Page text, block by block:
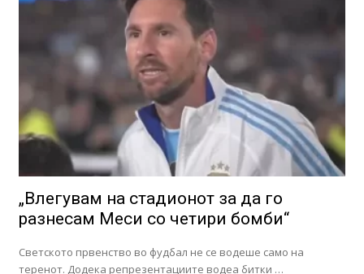
„Влегувам на стадионот за да го
разнесам Меси со четири бомби“
Светското првенство во фудбал не се водеше само на
теренот. Додека репрезентациите водеа битки …